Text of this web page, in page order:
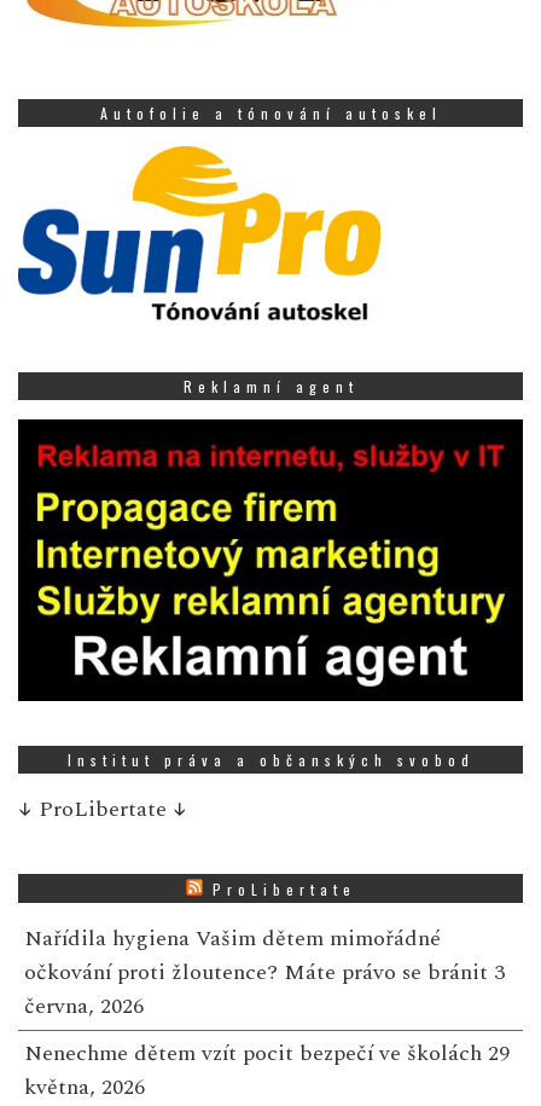
Autofolie a tónování autoskel
Reklamní agent
Institut práva a občanských svobod
↓ ProLibertate ↓
ProLibertate
Nařídila hygiena Vašim dětem mimořádné
očkování proti žloutence? Máte právo se bránit 3
června, 2026
Nenechme dětem vzít pocit bezpečí ve školách 29
května, 2026